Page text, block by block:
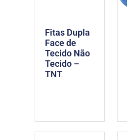
Fitas Dupla
Face de
Tecido Não
Tecido –
TNT